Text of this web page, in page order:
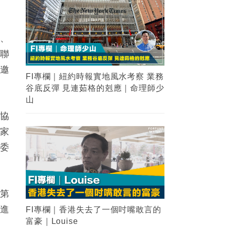
FI專欄｜紐約時報實地風水考察 業務
谷底反彈 見連茹格的剋應｜命理師少
山
FI專欄｜香港失去了一個吋嘴敢言的
富豪｜Louise